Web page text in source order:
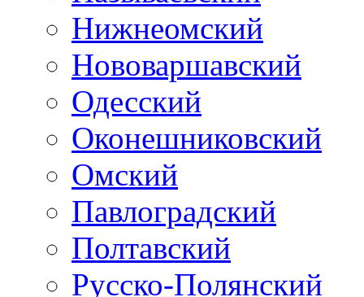
Нижнеомский
Нововаршавский
Одесский
Оконешниковский
Омский
Павлоградский
Полтавский
Русско-Полянский